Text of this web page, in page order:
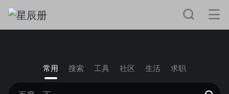
常用 搜索 工具 社区 生活 求职